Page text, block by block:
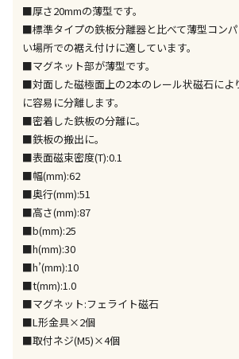
特定の店舗のみで受取ができる商
お届けができません）
※同時購入の商品は、全て同じ店舗
す
委託業者によりお届けする商品です
※ほか商品との同時購入はできませ
が、ご購入手続きを分けてお買い求
※支払い方法の代金引換は選択でき
※電話注文はできません。
宅配のみでお届けする商品です（店
ません）
※「宅配・店舗受取」「宅配のみ」
同時購入が可能です
午前9時までのご注文確定した商品
出荷いたします。
ただし、メーカーの営業日に基づき
ため、通常よりお時間をいただく場
また、日曜・祝日や年末年始など
は、休業明けからの出荷対応となり
■厚さ20mmの薄型です。
■標準タイプの鉄板分離器と比べて薄型コン
い場所での裾え付けに適しています。
■マグネット部が薄型です。
■対面した磁極面上の2本のレール状磁石によ
に容易に分離します。
■密着した鉄板の分離に。
■鉄板の搬出に。
■表面磁束密度(T):0.1
■幅(mm):62
■奥行(mm):51
■高さ(mm):87
■b(mm):25
■h(mm):30
■h’(mm):10
■t(mm):1.0
■マグネット:フェライト磁石
■L形金具×2個
■取付ネジ(M5)×4個